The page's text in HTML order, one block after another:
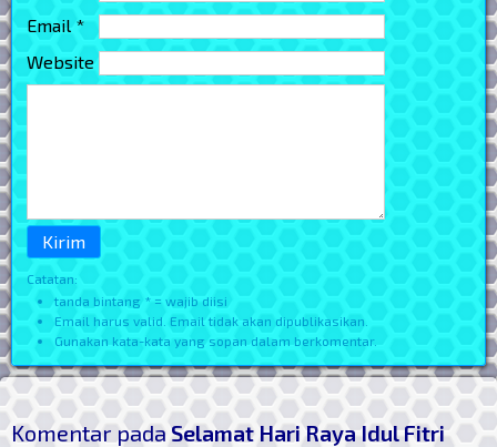
Email *
Website
Catatan:
tanda bintang * = wajib diisi
Email harus valid. Email tidak akan dipublikasikan.
Gunakan kata-kata yang sopan dalam berkomentar.
Komentar padaSelamat Hari Raya Idul Fitri